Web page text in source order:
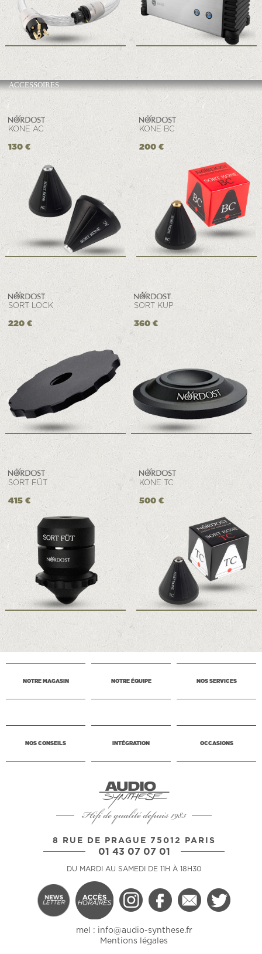
ACCESSOIRES
KONE AC
130 €
KONE BC
200 €
SORT LOCK
220 €
SORT KUP
360 €
SORT FÜT
415 €
KONE TC
500 €
NOTRE MAGASIN NOTRE ÉQUIPE NOS SERVICES
NOS CONSEILS INTÉGRATION OCCASIONS
Hifi de qualité depuis 1983
8 RUE DE PRAGUE 75012 PARIS
01 43 07 07 01
DU MARDI AU SAMEDI DE 11H À 18H30
mel : info@audio-synthese.fr
Mentions légales